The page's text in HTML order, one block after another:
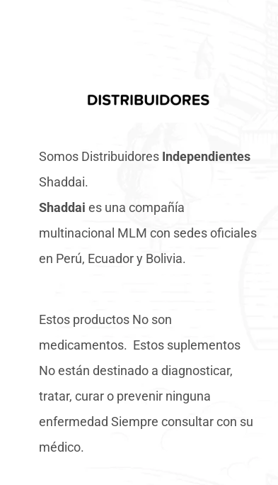
Somos Distribuidores Independientes
Shaddai.
Shaddai es una compañía
multinacional MLM con sedes oficiales
en Perú, Ecuador y Bolivia.
Estos productos No son
medicamentos. Estos suplementos
No están destinado a diagnosticar,
tratar, curar o prevenir ninguna
enfermedad Siempre consultar con su
médico.